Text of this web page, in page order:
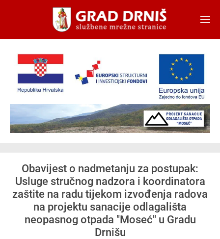
Skip to main content
Obavijest o nadmetanju za postupak:
Usluge stručnog nadzora i koordinatora
zaštite na radu tijekom izvođenja radova
na projektu sanacije odlagališta
neopasnog otpada "Moseć" u Gradu
Drnišu